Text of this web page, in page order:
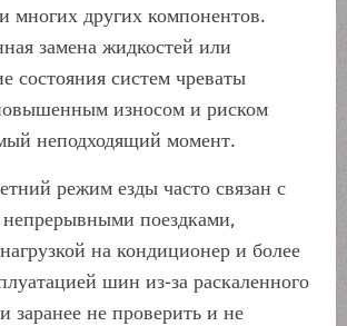
многих других компонентов.
замена жидкостей или
состояния систем чреваты
износом и риском
неподходящий момент.
режим езды часто связан с
поездками,
на кондиционер и более
шин из-за раскаленного
заранее не проверить и не